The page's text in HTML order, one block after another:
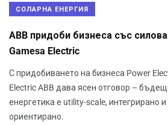
СОЛАРНА ЕНЕРГИЯ
ABB придоби бизнеса със
Gamesa Electric
С придобиването на бизнеса Power
Electric ABB дава ясен отговор –
енергетика е utility-scale, интегрирано
ориентирано.